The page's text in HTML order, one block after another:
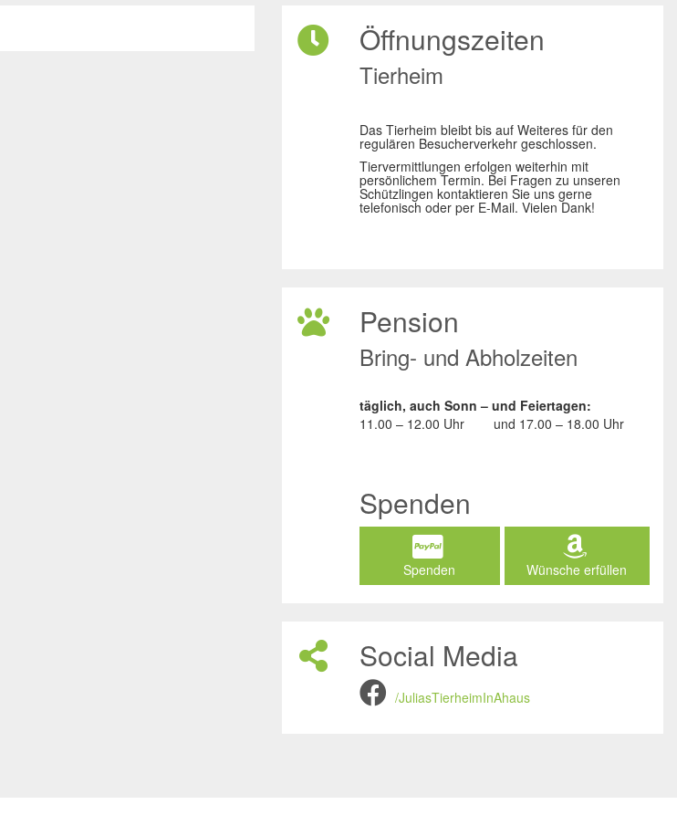
Öffnungszeiten
Tierheim
Das Tierheim bleibt bis auf Weiteres für den
regulären Besucherverkehr geschlossen.
Tiervermittlungen erfolgen weiterhin mit
persönlichem Termin. Bei Fragen zu unseren
Schützlingen kontaktieren Sie uns gerne
telefonisch oder per E-Mail. Vielen Dank!
Pension
Bring- und Abholzeiten
täglich, auch Sonn – und Feiertagen:
11.00 – 12.00 Uhr
und 17.00 – 18.00 Uhr
Spenden
Spenden Wünsche erfüllen
Social Media
/JuliasTierheimInAhaus